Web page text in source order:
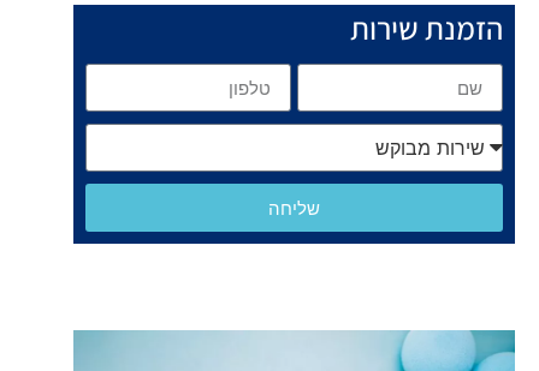
הזמנת שירות
שליחה